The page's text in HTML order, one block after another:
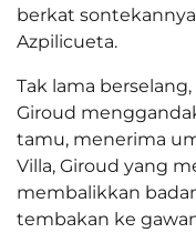
berkat
Azpilicueta.
Tak lama
Giroud
tamu, menerima
Villa, Giroud yang
membalikkan
tembakan ke